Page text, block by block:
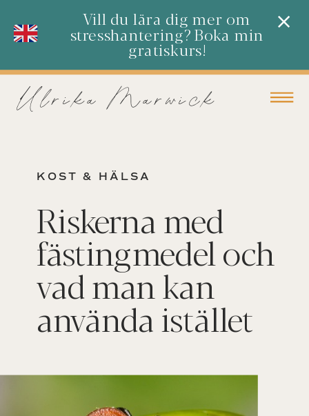
Vill du lära dig mer om
stresshantering? Boka min
gratiskurs!
Ulrika Marwick
KOST & HÄLSA
Riskerna med
fästingmedel och
vad man kan
använda istället